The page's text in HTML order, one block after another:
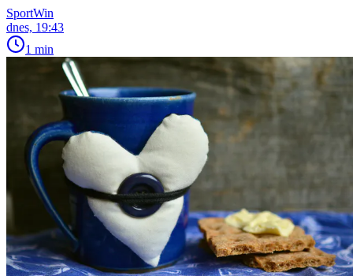
SportWin
dnes, 19:43
1 min